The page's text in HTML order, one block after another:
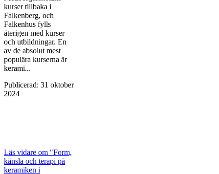
kurser tillbaka i
Falkenberg, och
Falkenhus fylls
återigen med kurser
och utbildningar. En
av de absolut mest
populära kurserna är
kerami...
Publicerad: 31 oktober
2024
Läs vidare om "Form,
känsla och terapi på
keramiken i